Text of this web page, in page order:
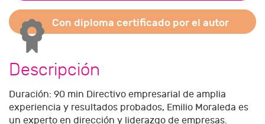
Con diploma certificado por el autor
Descripción
Duración: 90 min Directivo empresarial de amplia
experiencia y resultados probados, Emilio Moraleda es
un experto en dirección y liderazgo de empresas.